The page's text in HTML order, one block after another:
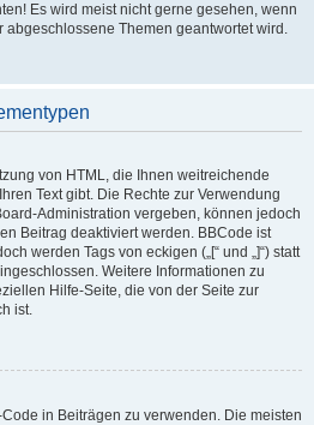
Es wird meist nicht gerne gesehen, wenn
abgeschlossene Themen geantwortet wird.
von HTML, die Ihnen weitreichende
Text gibt. Die Rechte zur Verwendung
Administration vergeben, können jedoch
Beitrag deaktiviert werden. BBCode ist
werden Tags von eckigen („[“ und „]“) statt
Weitere Informationen zu
Hilfe-Seite, die von der Seite zur
ist.
in Beiträgen zu verwenden. Die meisten